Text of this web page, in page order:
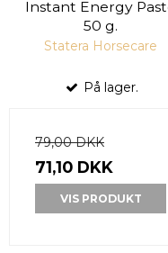
Instant Energy
50 g.
Statera Horsecare
På lager.
79,00 DKK
71,10 DKK
VIS PRODUKT